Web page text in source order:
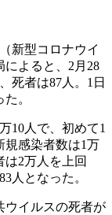
新型コロナウイ
によると、2月28
死者は87人。1日
。
10人で、初めて1
規感染者数は1万
は2万人を上回
人となった。
ウイルスの死者が